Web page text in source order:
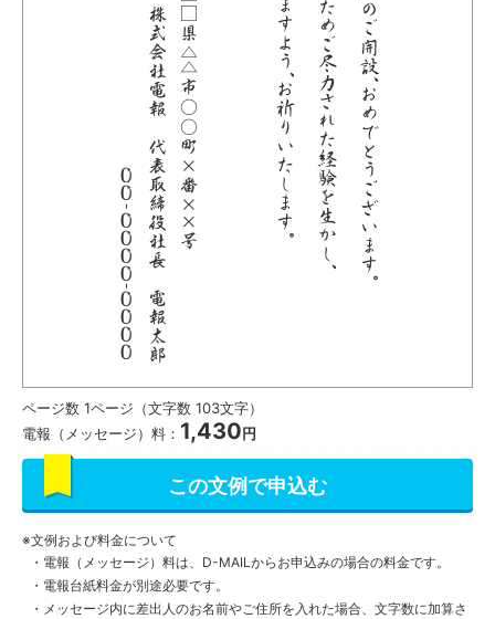
ページ数 1ページ（文字数 103文字）
電報（メッセージ）料： 1,430円
この文例で申込む
文例および料金について
電報（メッセージ）料は、D-MAILからお申込みの場合の料金です。
電報台紙料金が別途必要です。
メッセージ内に差出人のお名前やご住所を入れた場合、文字数に加算さ